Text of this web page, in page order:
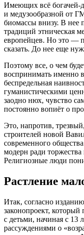
Имеющих всё богачей-
и медузообразной от
биомассы внизу. В нее
традиций этническая
европейцев. Но это —
сказать. До нее еще
Поэтому все, о чем
воспринимать именно
беспредельная
гуманистическими
заодно нюх, чувство
постоянно вопиёт о
Это, напротив,
строителей новой
современного
модерн ради
Религиозные люди
Растление
Итак, согласно
законопроект, который
с детьми, начиная с 13
рассуждениями о